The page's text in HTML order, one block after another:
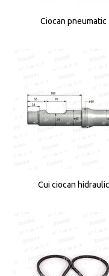
Ciocan pneumatic
Cui ciocan hidraulic